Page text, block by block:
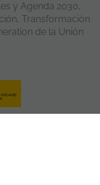
y Agenda 2030,
Transformación
de la Unión